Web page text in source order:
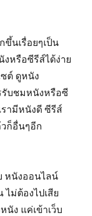
นเรื่อยๆเป็น
งหรือซีรีส์ได้ง่าย
ต์ ดูหนัง
รับชมหนังหรือซี
ามีหนังดี ซีรีส์
ก็อื่นๆอีก
หนังออนไลน์
ม่ต้องไปเสีย
นัง แค่เข้าเว็บ